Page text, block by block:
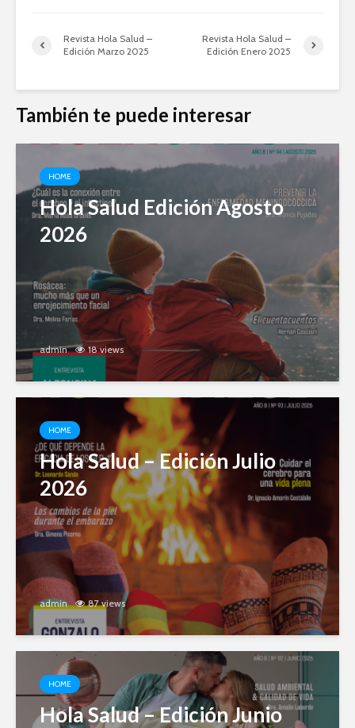
Revista Hola Salud –
Edición Marzo 2025
Revista Hola Salud –
Edición Enero 2025
También te puede interesar
HOME
Hola Salud Edición Agosto
2026
admin 18 views
HOME
Hola Salud – Edición Julio
2026
admin 87 views
HOME
Hola Salud – Edición Junio